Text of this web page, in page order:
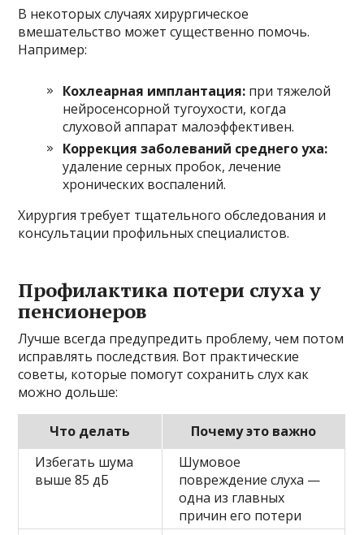
В некоторых случаях хирургическое
вмешательство может существенно помочь.
Например:
Кохлеарная имплантация: при тяжелой
нейросенсорной тугоухости, когда
слуховой аппарат малоэффективен.
Коррекция заболеваний среднего уха:
удаление серных пробок, лечение
хронических воспалений.
Хирургия требует тщательного обследования и
консультации профильных специалистов.
Профилактика потери слуха у
пенсионеров
Лучше всегда предупредить проблему, чем потом
исправлять последствия. Вот практические
советы, которые помогут сохранить слух как
можно дольше:
Что делать
Почему это важно
Избегать шума
выше 85 дБ
Шумовое
повреждение слуха —
одна из главных
причин его потери